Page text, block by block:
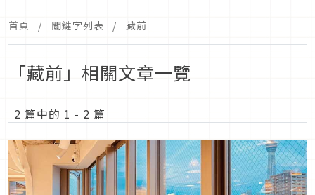
首頁 關鍵字列表 藏前
「藏前」相關文章一覽
2 篇中的 1 - 2 篇